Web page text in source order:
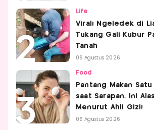
Life
Viral! Ngeledek di
Tukang Gali Kubur
Tanah
06 Agustus 2026
Food
Pantang Makan
saat Sarapan, Ini
Menurut Ahli Gizi!
06 Agustus 2026